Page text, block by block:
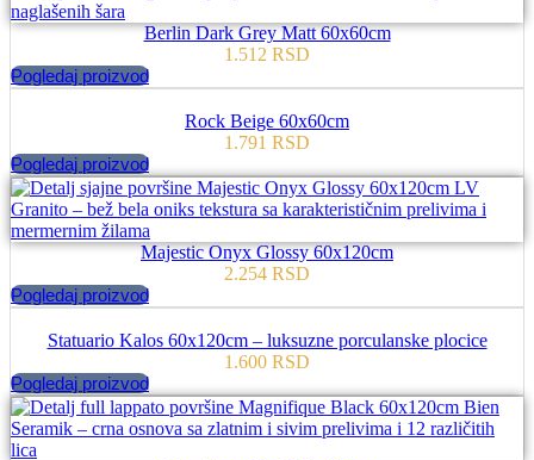
Berlin Dark Grey Matt 60x60cm
1.512 RSD
Pogledaj proizvod
Rock Beige 60x60cm
1.791 RSD
Pogledaj proizvod
Majestic Onyx Glossy 60x120cm
2.254 RSD
Pogledaj proizvod
Statuario Kalos 60x120cm – luksuzne porculanske plocice
1.600 RSD
Pogledaj proizvod